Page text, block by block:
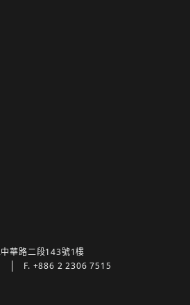
華路二段143號1樓
F. +886 2 2306 7515